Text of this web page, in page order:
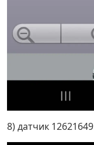
8) датчик 12621649